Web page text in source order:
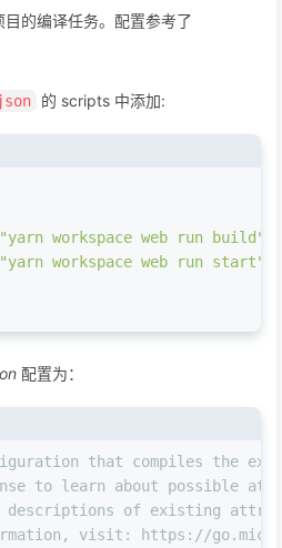
的编译任务。配置参考了
的 scripts 中添加:
"yarn workspace web run build"
"yarn workspace web run start"
配置为：
that compiles the
to learn about possible
descriptions of existing
visit: https://